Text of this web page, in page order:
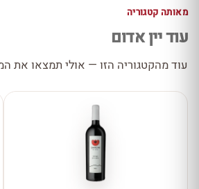
מאותה קטגוריה
עוד יין אדום
עוד מהקטגוריה הזו — אולי תמצאו את